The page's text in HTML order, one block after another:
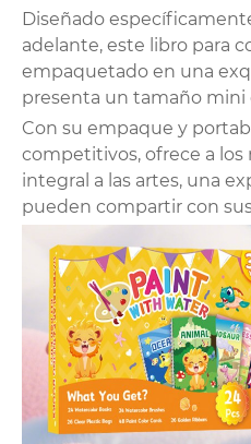
Diseñado
adelante, este libro para
empaquetado en una
presenta un tamaño mini
Con su empaque y
competitivos, ofrece a
integral a las artes, una
pueden compartir con